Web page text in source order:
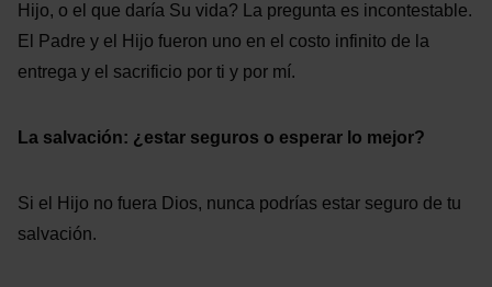
Hijo, o el que daría Su vida? La pregunta es incontestable.
El Padre y el Hijo fueron uno en el costo infinito de la
entrega y el sacrificio por ti y por mí.
La salvación: ¿estar seguros o esperar lo mejor?
Si el Hijo no fuera Dios, nunca podrías estar seguro de tu
salvación.